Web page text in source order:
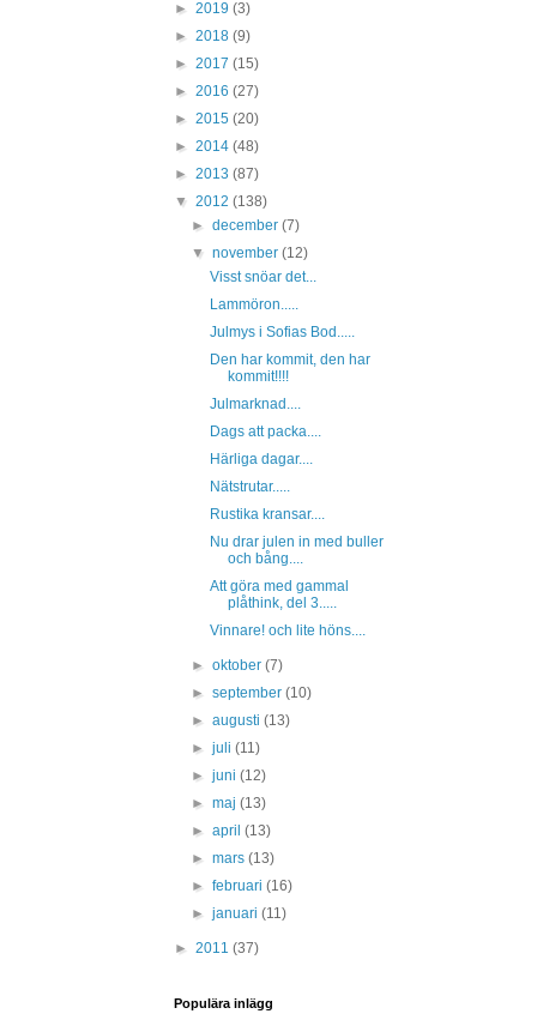
► 2019 (3)
► 2018 (9)
► 2017 (15)
► 2016 (27)
► 2015 (20)
► 2014 (48)
► 2013 (87)
▼ 2012 (138)
►december(7)
▼november(12)
Visst snöar det...
Lammöron.....
Julmys i Sofias Bod.....
Den har kommit, den har
kommit!!!!
Julmarknad....
Dags att packa....
Härliga dagar....
Nätstrutar.....
Rustika kransar....
Nu drar julen in med buller
och bång....
Att göra med gammal
plåthink, del 3.....
Vinnare! och lite höns....
►oktober(7)
►september(10)
►augusti(13)
►juli(11)
►juni(12)
►maj(13)
►april(13)
►mars(13)
►februari(16)
►januari(11)
► 2011 (37)
Populära inlägg